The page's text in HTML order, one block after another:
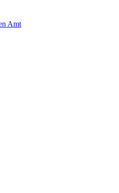
Amt